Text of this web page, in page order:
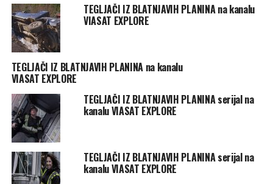
TEGLJAČI IZ BLATNJAVIH PLANINA na kanalu
VIASAT EXPLORE
TEGLJAČI IZ BLATNJAVIH PLANINA na kanalu
VIASAT EXPLORE
TEGLJAČI IZ BLATNJAVIH PLANINA serijal na
kanalu VIASAT EXPLORE
TEGLJAČI IZ BLATNJAVIH PLANINA serijal na
kanalu VIASAT EXPLORE